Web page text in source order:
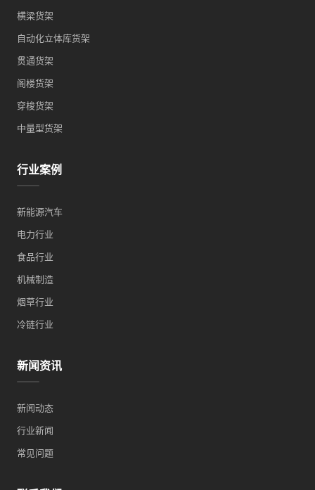
横梁货架
自动化立体库货架
贯通货架
阁楼货架
穿梭货架
中量型货架
行业案例
新能源汽车
电力行业
食品行业
机械制造
烟草行业
冷链行业
新闻资讯
新闻动态
行业新闻
常见问题